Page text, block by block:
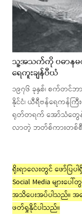
သူ့အသက်ကို ပဓာနမ
ရေကူးချန်ပီယံ
၁၉၇၆ ခုနှစ်၊ စက်တင်ဘာ
နိုင်ငံ၊ ယီရီဗန်ရေကန်
ရုတ်တရက် အော်သံတွေ
လာတဲ့ ဘတ်စ်ကားတစ်စီး
ရိုးရာလေးတွင် ဖော်ပြပ
Social Media များပ
အသိပေးအပ်ပါသည်။
ဖတ်ရှုနိုင်ပါသည်။